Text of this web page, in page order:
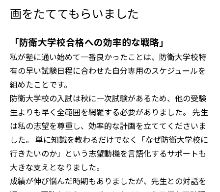
画をたててもらいました
「防衛大学校合格への効率的な戦略」
私が塾に通い始めて一番良かったことは、防衛大学校特
有の早い試験日程に合わせた自分専用のスケジュールを
組めたことです。
防衛大学校の入試は秋に一次試験があるため、他の受験
生よりも早く全範囲を網羅する必要がありました。 先生
は私の志望を尊重し、効率的な計画を立ててくださいま
した。 単に知識を教わるだけでなく「なぜ防衛大学校に
行きたいのか」という志望動機を言語化するサポートも
大きな支えとなりました。
成績が伸び悩んだ時期もありましたが、先生との対話を